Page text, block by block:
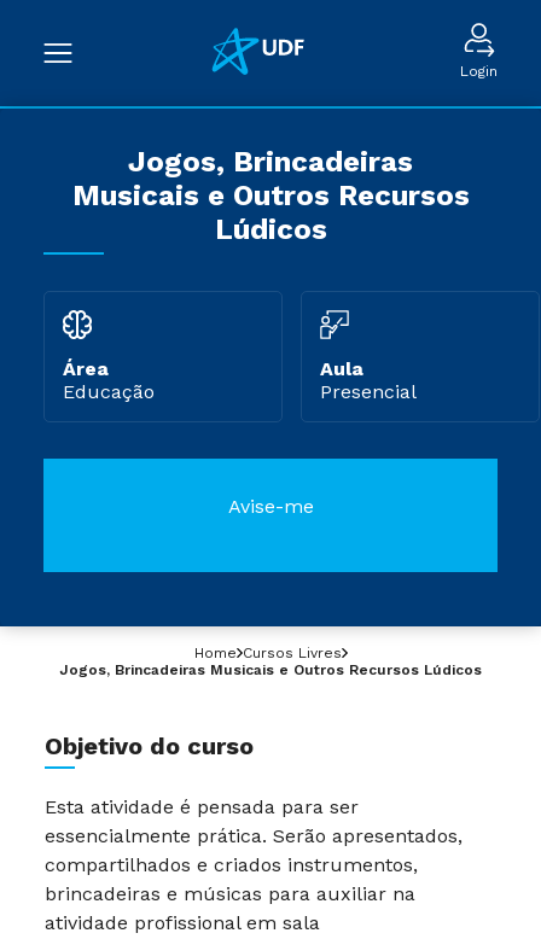
Login
Home Cursos Livres
Jogos, Brincadeiras Musicais e Outros Recursos Lúdicos
Objetivo do curso
Esta atividade é pensada para ser
essencialmente prática. Serão apresentados,
compartilhados e criados instrumentos,
brincadeiras e músicas para auxiliar na
atividade profissional em sala
Jogos, Brincadeiras
Musicais e Outros Recursos
Lúdicos
Área
Educação
Aula
Presencial
Avise-me